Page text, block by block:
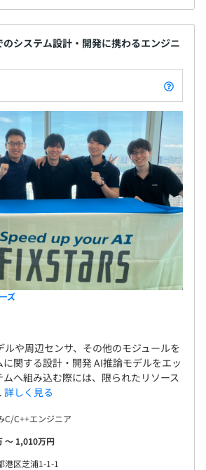
システム設計・開発に携わるエンジニ
ズ
ルや周辺センサ、その他のモジュールを
関する設計・開発 AI推論モデルをエッ
へ組み込む際には、限られたリソース
詳しく見る
C/C++エンジニア
〜 1,010万円
港区芝浦1-1-1